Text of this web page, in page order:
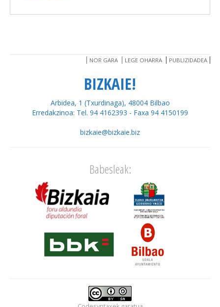
NOR GARA LEGE OHARRA PUBLIZIDADEA
BIZKAIE!
Arbidea, 1 (Txurdinaga), 48004 Bilbao
Erredakzinoa: Tel. 94 4162393 - Faxa 94 4150199
bizkaie@bizkaie.biz
Babesleak: